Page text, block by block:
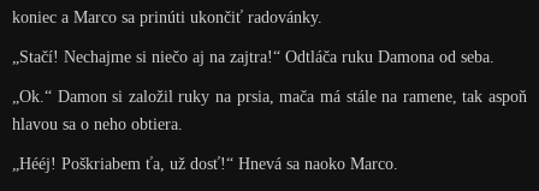
koniec a Marco sa prinúti ukončiť radovánky.
„Stačí! Nechajme si niečo aj na zajtra!“ Odtláča ruku Damona od seba.
„Ok.“ Damon si založil ruky na prsia, mača má stále na ramene, tak aspoň
hlavou sa o neho obtiera.
„Hééj! Poškriabem ťa, už dosť!“ Hnevá sa naoko Marco.